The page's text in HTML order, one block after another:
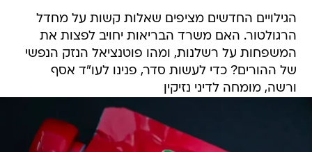
הגילויים החדשים מציפים שאלות קשות על מחדל
הרגולטור. האם משרד הבריאות יחויב לפצות את
המשפחות על רשלנות, ומהו פוטנציאל הנזק הנפשי
של ההורים? כדי לעשות סדר, פנינו לעו"ד אסף
ורשה, מומחה לדיני נזיקין